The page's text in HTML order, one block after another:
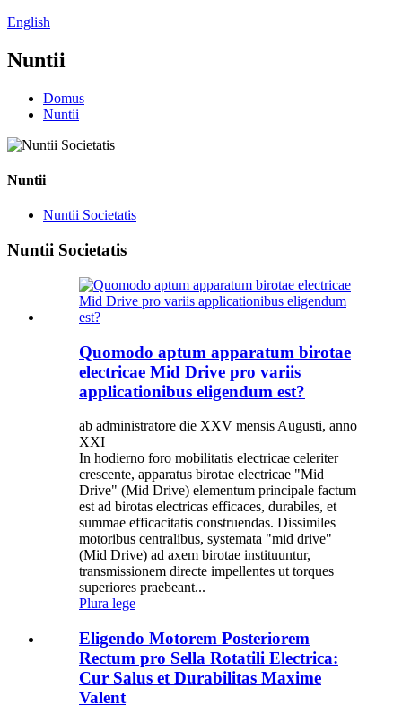
English
Nuntii
Domus
Nuntii
Nuntii
Nuntii Societatis
Nuntii Societatis
Quomodo aptum apparatum birotae
electricae Mid Drive pro variis
applicationibus eligendum est?
ab administratore die XXV mensis Augusti, anno
XXI
In hodierno foro mobilitatis electricae celeriter
crescente, apparatus birotae electricae "Mid
Drive" (Mid Drive) elementum principale factum
est ad birotas electricas efficaces, durabiles, et
summae efficacitatis construendas. Dissimiles
motoribus centralibus, systemata "mid drive"
(Mid Drive) ad axem birotae instituuntur,
transmissionem directe impellentes ut torques
superiores praebeant...
Plura lege
Eligendo Motorem Posteriorem
Rectum pro Sella Rotatili Electrica:
Cur Salus et Durabilitas Maxime
Valent